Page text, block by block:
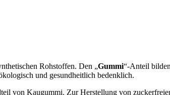
Rohstoffen. Den „Gummi“-Anteil
und gesundheitlich bedenklich.
von Kaugummi. Zur Herstellung von